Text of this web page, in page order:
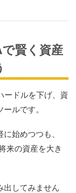
賢く資産
ードルを下げ、資
ルです。
始めつつも、
来の資産を大き
出してみません